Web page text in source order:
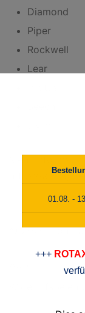
Diamond
Piper
Rockwell
Lear
https://airtug.de
© 2026
01.08. -
+++